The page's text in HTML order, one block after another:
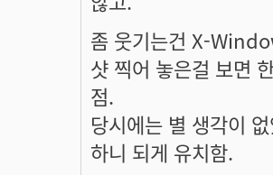
좀 웃기는건 X-
샷 찍어 놓은걸 보면
점.
당시에는 별 생각이
하니 되게 유치함.